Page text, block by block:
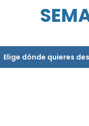
Elige dónde quieres